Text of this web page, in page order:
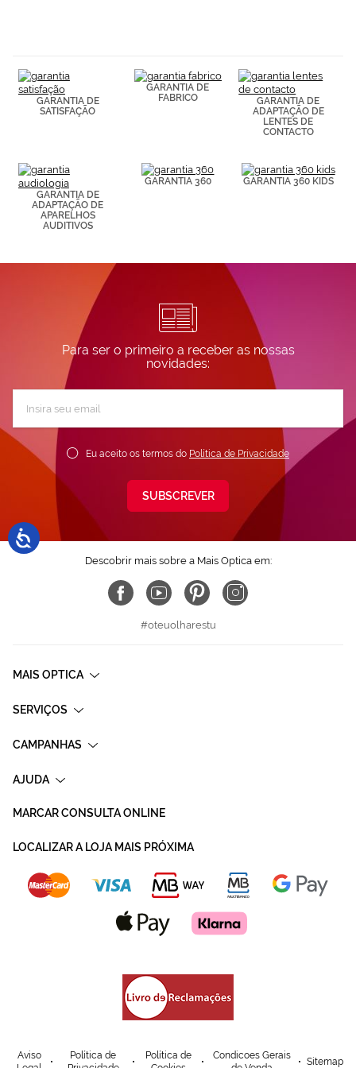
Puedes
consultar más
información en
nuestra
GARANTIA DE
SATISFAÇÃO
GARANTIA DE
FABRICO
GARANTIA DE
ADAPTAÇÃO DE
LENTES DE
CONTACTO
GARANTIA DE
ADAPTAÇÃO DE
APARELHOS
AUDITIVOS
GARANTIA 360 GARANTIA 360 KIDS
Para ser o primeiro a receber as nossas
novidades:
Newsletter:
Eu aceito os termos do Política de Privacidade
SUBSCREVER
Descobrir mais sobre a Mais Optica em:
#oteuolharestu
MAIS OPTICA
SERVIÇOS
CAMPANHAS
AJUDA
MARCAR CONSULTA ONLINE
LOCALIZAR A LOJA MAIS PRÓXIMA
Aviso
Política de
Política de
Condicoes Gerais
Sitemap